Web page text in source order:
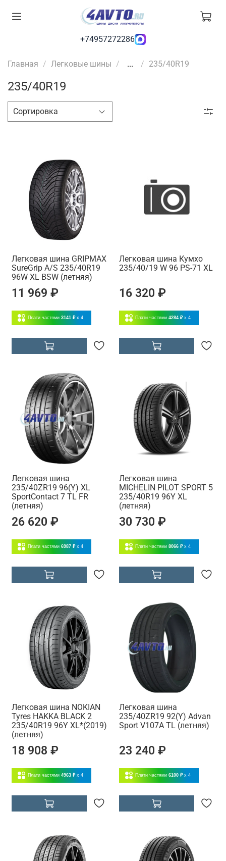
+74957272286
Главная Легковые шины ... 235/40R19
235/40R19
Легковая шина GRIPMAX
SureGrip A/S 235/40R19
96W XL BSW (летняя)
11 969 ₽
Плати частями 3141 ₽ x 4
Легковая шина Кумхо
235/40/19 W 96 PS-71 XL
16 320 ₽
Плати частями 4284 ₽ x 4
Легковая шина
235/40ZR19 96(Y) XL
SportContact 7 TL FR
(летняя)
26 620 ₽
Плати частями 6987 ₽ x 4
Легковая шина
MICHELIN PILOT SPORT 5
235/40R19 96Y XL
(летняя)
30 730 ₽
Плати частями 8066 ₽ x 4
Легковая шина NOKIAN
Tyres HAKKA BLACK 2
235/40R19 96Y XL*(2019)
(летняя)
18 908 ₽
Плати частями 4963 ₽ x 4
Легковая шина
235/40ZR19 92(Y) Advan
Sport V107A TL (летняя)
23 240 ₽
Плати частями 6100 ₽ x 4